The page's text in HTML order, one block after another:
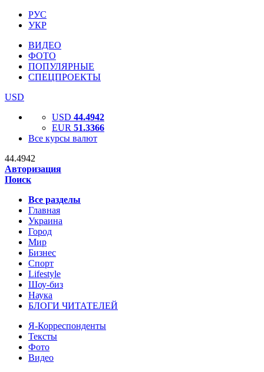
РУС
УКР
ВИДЕО
ФОТО
ПОПУЛЯРНЫЕ
СПЕЦПРОЕКТЫ
USD
USD 44.4942
EUR 51.3366
Все курсы валют
44.4942
Авторизация
Поиск
Все разделы
Главная
Украина
Город
Мир
Бизнес
Спорт
Lifestyle
Шоу-биз
Наука
БЛОГИ ЧИТАТЕЛЕЙ
Я-Корреспонденты
Тексты
Фото
Видео